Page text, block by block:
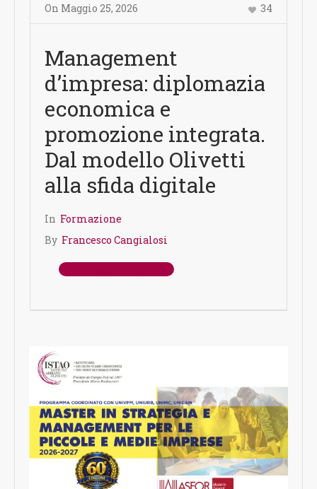
On Maggio 25, 2026 34
Management
d’impresa: diplomazia
economica e
promozione integrata.
Dal modello Olivetti
alla sfida digitale
In Formazione
By Francesco Cangialosi